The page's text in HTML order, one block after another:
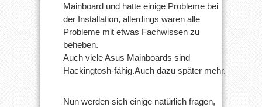
Mainboard und hatte einige Probleme bei
der Installation, allerdings waren alle
Probleme mit etwas Fachwissen zu
beheben.
Auch viele Asus Mainboards sind
Hackingtosh-fähig.Auch dazu später mehr.
Nun werden sich einige natürlich fragen,